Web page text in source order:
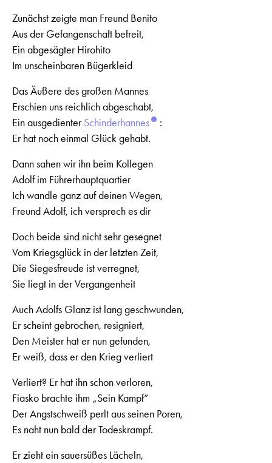
Zunächst zeigte man Freund Benito
Aus der Gefangenschaft befreit,
Ein abgesägter Hirohito
Im unscheinbaren Bügerkleid
Das Äußere des großen Mannes
Erschien uns reichlich abgeschabt,
Ein ausgedienterSchinderhannes
:
Er hat noch einmal Glück gehabt.
Dann sahen wir ihn beim Kollegen
Adolf im Führerhauptquartier
Ich wandle ganz auf deinen Wegen,
Freund Adolf, ich versprech es dir
Doch beide sind nicht sehr gesegnet
Vom Kriegsglück in der letzten Zeit,
Die Siegesfreude ist verregnet,
Sie liegt in der Vergangenheit
Auch Adolfs Glanz ist lang geschwunden,
Er scheint gebrochen, resigniert,
Den Meister hat er nun gefunden,
Er weiß, dass er den Krieg verliert
Verliert? Er hat ihn schon verloren,
Fiasko brachte ihm „Sein Kampf“
Der Angstschweiß perlt aus seinen Poren,
Es naht nun bald der Todeskrampf.
Er zieht ein sauersüßes Lächeln,